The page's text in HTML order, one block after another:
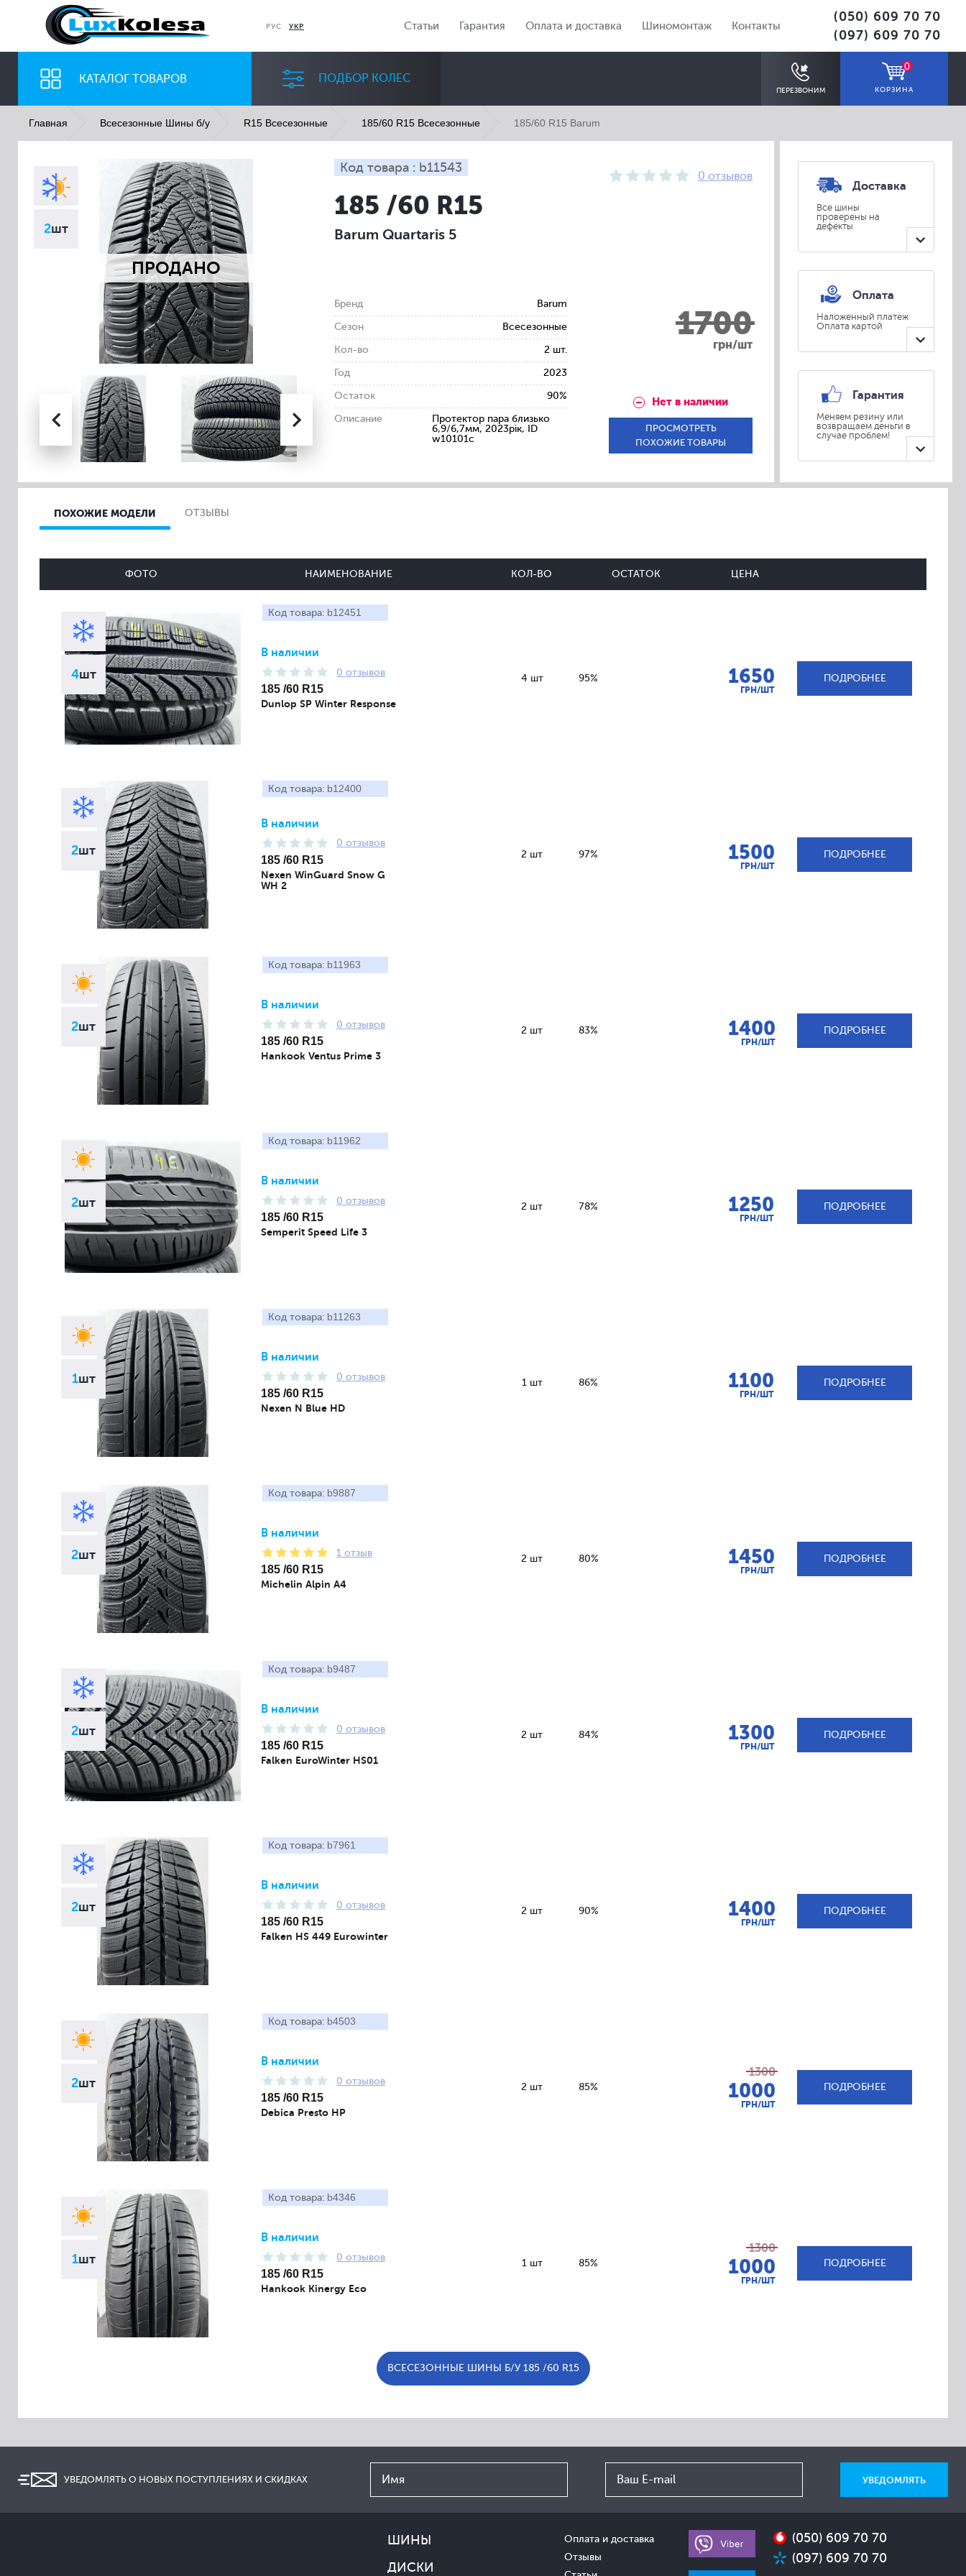
РУС УКР Статьи Гарантия Оплата и доставка Шиномонтаж Контакты
(050) 609 70 70
(097) 609 70 70
КАТАЛОГ ТОВАРОВ ПОДБОР КОЛЕС
ПЕРЕЗВОНИМ
0
КОРЗИНА
ШИНЫ ДИСКИ
Ширина
Все
Профиль
Все
Диаметр
Все
Сезон
Главная Всесезонные Шины б/у R15 Всесезонные 185/60 R15 Всесезонные 185/60 R15 Barum
ПРОДАНО
2шт
Код товара : b11543
0 отзывов
185 /60 R15
Barum Quartaris 5
Бренд Barum
Сезон Всесезонные
Кол-во 2 шт.
Год 2023
Остаток 90%
Описание
Протектор пара близько
6,9/6,7мм, 2023рік, ID
w10101c
1700
грн/шт
Нет в наличии
ПРОСМОТРЕТЬ
ПОХОЖИЕ ТОВАРЫ
Доставка
Все шины
проверены на
дефекты
Оплата
Наложенный платеж
Оплата картой
Гарантия
Меняем резину или
возвращаем деньги в
случае проблем!
ПОХОЖИЕ МОДЕЛИ ОТЗЫВЫ
ФОТО НАИМЕНОВАНИЕ КОЛ-ВО ОСТАТОК ЦЕНА
4шт
Код товара: b12451
В наличии
0 отзывов
185 /60 R15
Dunlop SP Winter Response
4 шт 95% 1650
ГРН/ШТ
ПОДРОБНЕЕ
2шт
Код товара: b12400
В наличии
0 отзывов
185 /60 R15
Nexen WinGuard Snow G
WH 2
2 шт 97% 1500
ГРН/ШТ
ПОДРОБНЕЕ
2шт
Код товара: b11963
В наличии
0 отзывов
185 /60 R15
Hankook Ventus Prime 3
2 шт 83% 1400
ГРН/ШТ
ПОДРОБНЕЕ
2шт
Код товара: b11962
В наличии
0 отзывов
185 /60 R15
Semperit Speed Life 3
2 шт 78% 1250
ГРН/ШТ
ПОДРОБНЕЕ
1шт
Код товара: b11263
В наличии
0 отзывов
185 /60 R15
Nexen N Blue HD
1 шт 86% 1100
ГРН/ШТ
ПОДРОБНЕЕ
2шт
Код товара: b9887
В наличии
1 отзыв
185 /60 R15
Michelin Alpin A4
2 шт 80% 1450
ГРН/ШТ
ПОДРОБНЕЕ
2шт
Код товара: b9487
В наличии
0 отзывов
185 /60 R15
Falken EuroWinter HS01
2 шт 84% 1300
ГРН/ШТ
ПОДРОБНЕЕ
2шт
Код товара: b7961
В наличии
0 отзывов
185 /60 R15
Falken HS 449 Eurowinter
2 шт 90% 1400
ГРН/ШТ
ПОДРОБНЕЕ
2шт
Код товара: b4503
В наличии
0 отзывов
185 /60 R15
Debica Presto HP
2 шт 85%
1300
1000
ГРН/ШТ
ПОДРОБНЕЕ
1шт
Код товара: b4346
В наличии
0 отзывов
185 /60 R15
Hankook Kinergy Eco
1 шт 85%
1300
1000
ГРН/ШТ
ПОДРОБНЕЕ
ВСЕСЕЗОННЫЕ ШИНЫ Б/У 185 /60 R15
УВЕДОМЛЯТЬ О НОВЫХ ПОСТУПЛЕНИЯХ И СКИДКАХ
ШИНЫ
ДИСКИ
Оплата и доставка
Отзывы
(050) 609 70 70
(097) 609 70 70